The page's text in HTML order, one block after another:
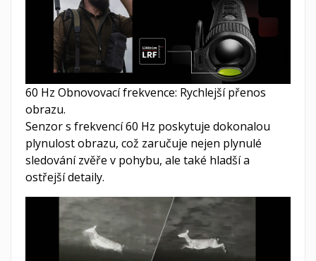
60 Hz Obnovovací frekvence: Rychlejší přenos
obrazu.
Senzor s frekvencí 60 Hz poskytuje dokonalou
plynulost obrazu, což zaručuje nejen plynulé
sledování zvěře v pohybu, ale také hladší a
ostřejší detaily.